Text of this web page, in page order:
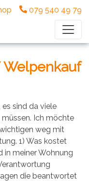
079 540 49 79
sind da viele
müssen. Ich möchte
weg mit
1) Was kostet
in meiner Wohnung
die beantwortet